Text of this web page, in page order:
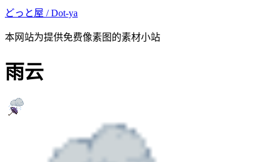
どっと屋 / Dot-ya
本网站为提供免费像素图的素材小站
雨云